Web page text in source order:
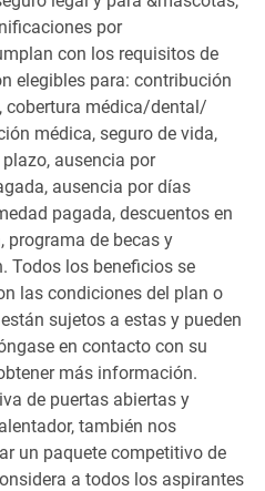
por
con los requisitos de
elegibles para: contribución
cobertura médica/dental/
médica, seguro de vida,
ausencia por
ausencia por días
pagada, descuentos en
de becas y
Todos los beneficios se
las condiciones del plan o
sujetos a estas y pueden
en contacto con su
más información.
de puertas abiertas y
también nos
un paquete competitivo de
a todos los aspirantes